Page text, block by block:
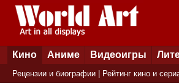
Кино Аниме Видеоигры
Рецензии и биографии Рейтинг кино и